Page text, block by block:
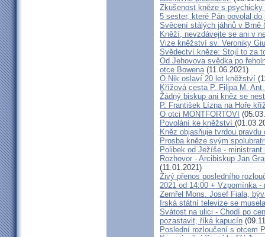
Zkušenost kněze s psychicky
5 sester, které Pán povolal do
Svěcení stálých jáhnů v Brně
Kněží, nevzdávejte se ani v
Vize kněžství sv. Veroniky
Svědectví kněze: Stojí to za
Od Jehovova svědka po
otce Bowena(11.06.2021)
O.Nik oslaví 20 let kněžství
Křížová cesta P. Filipa M.
Žádný biskup ani kněz se
P. František Lízna na Hoře
O otci MONTFORTOVI
Povolání ke kněžství
Kněz objasňuje tvrdou
Prosba kněze svým
Polibek od Ježíše -
Rozhovor - Arcibiskup Jan
(11.01.2021)
Živý přenos posledního
2021 od 14:00 + Vzpomínka
Zemřel Mons. Josef Fiala,
Irská státní televize se
Svátost na ulici - Chodí po
pozastavit, říká kapucín
Poslední rozloučení s otcem